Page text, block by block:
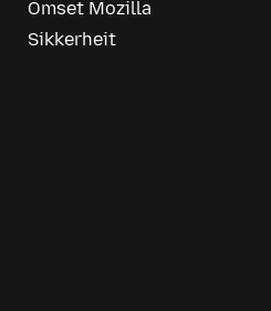
Omset Mozilla
Sikkerheit